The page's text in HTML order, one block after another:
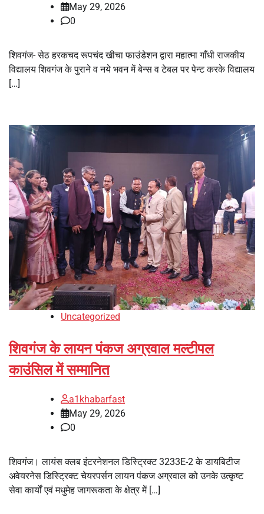
May 29, 2026
0
शिवगंज- सेठ हरकचद रूपचंद खीचा फाउंडेशन द्वारा महात्मा गाँधी राजकीय
विद्यालय शिवगंज के पुराने व नये भवन में बेन्स व टेबल पर पेन्ट करके विद्यालय
[…]
Uncategorized
शिवगंज के लायन पंकज अग्रवाल मल्टीपल
काउंसिल में सम्मानित
a1khabarfast
May 29, 2026
0
शिवगंज। लायंस क्लब इंटरनेशनल डिस्ट्रिक्ट 3233E-2 के डायबिटीज
अवेयरनेस डिस्ट्रिक्ट चेयरपर्सन लायन पंकज अग्रवाल को उनके उत्कृष्ट
सेवा कार्यों एवं मधुमेह जागरूकता के क्षेत्र में […]